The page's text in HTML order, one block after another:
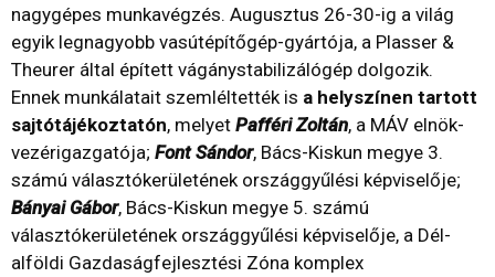
nagygépes munkavégzés. Augusztus 26-30-ig a világ
egyik legnagyobb vasútépítőgép-gyártója, a Plasser &
Theurer által épített vágánystabilizálógép dolgozik.
Ennek munkálatait szemléltették is a helyszínen tartott
sajtótájékoztatón, melyet Pafféri Zoltán, a MÁV elnök-
vezérigazgatója; Font Sándor, Bács-Kiskun megye 3.
számú választókerületének országgyűlési képviselője;
Bányai Gábor, Bács-Kiskun megye 5. számú
választókerületének országgyűlési képviselője, a Dél-
alföldi Gazdaságfejlesztési Zóna komplex